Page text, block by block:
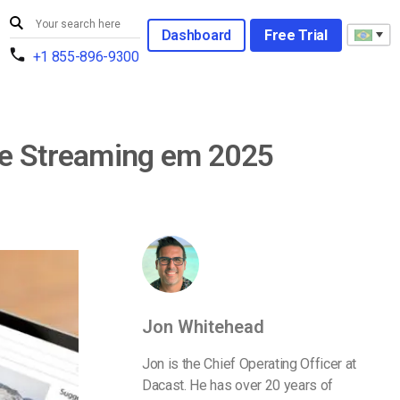
+1 855-896-9300
Dashboard Free Trial
Streaming em 2025
Jon Whitehead
Jon is the Chief Operating Officer at
Dacast. He has over 20 years of